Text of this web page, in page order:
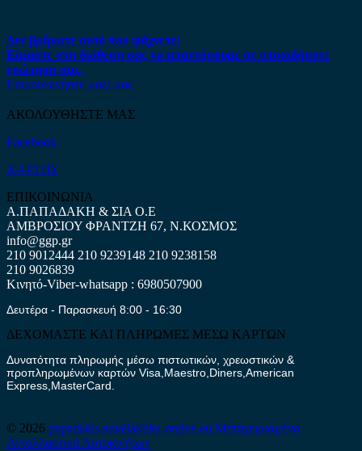
Δεν βρήκατε αυτό που ψάχνετε;
Είμαστε στη διάθεση σας να απαντήσουμε σε οποιαδήποτε
ερώτηση σας.
Επικοινωνήστε μαζί μας
ΑΚΟΛΟΥΘΗΣΤΕ ΜΑΣ
Facebook
ΧΑΡΤΗΣ
ΕΠΙΚΟΙΝΩΝΙΑ
Α.ΠΑΠΑΔΑΚΗ & ΣΙΑ Ο.Ε
ΑΜΒΡΟΣΙΟΥ ΦΡΑΝΤΖΗ 67, Ν.ΚΟΣΜΟΣ
info@ggp.gr
210 9012444 210 9239148 210 9238158
210 9026839
Κινητό-Viber-whatsapp : 6980507900
Δευτέρα - Παρασκευή 8:00 - 16:30
ΔΕΧΟΜΑΣΤΕ ΚΑΙ ΠΛΗΡΩΜΕΣ ΜΕΣΩ ΚΑΡΤΩΝ
Δυνατότητα πληρωμής μέσω πιστωτικών, χρεωστικών &
προπληρωμένων καρτών Visa,Maestro,Diners,American
Express,MasterCard.
© 2026 papadakis.antallaktika-online.eu Μεταχειρισμένα
Ανταλλακτικά Αυτοκινήτων